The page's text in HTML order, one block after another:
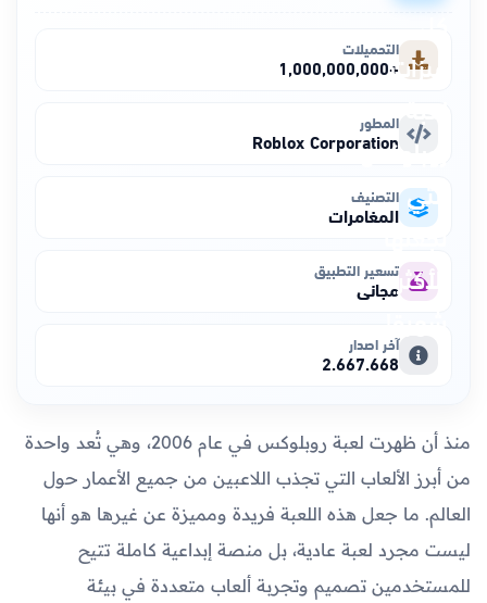
التحميلات
+1,000,000,000
المطور
Roblox Corporation
التصنيف
المغامرات
تسعير التطبيق
مجاني
آخر اصدار
2.667.668
منذ أن ظهرت لعبة روبلوكس في عام 2006، وهي تُعد واحدة
من أبرز الألعاب التي تجذب اللاعبين من جميع الأعمار حول
العالم. ما جعل هذه اللعبة فريدة ومميزة عن غيرها هو أنها
ليست مجرد لعبة عادية، بل منصة إبداعية كاملة تتيح
للمستخدمين تصميم وتجربة ألعاب متعددة في بيئة